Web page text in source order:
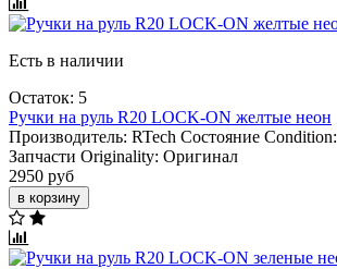
Есть в наличии
Остаток: 5
Ручки на руль R20 LOCK-ON желтые неон
Производитель: RTech Состояние Condition:
Запчасти Originality: Оригинал
2950 руб
в корзину